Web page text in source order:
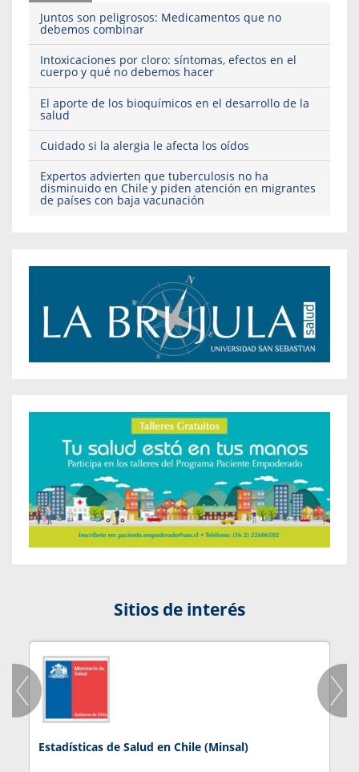
Juntos son peligrosos: Medicamentos que no
debemos combinar
Intoxicaciones por cloro: síntomas, efectos en el
cuerpo y qué no debemos hacer
El aporte de los bioquímicos en el desarrollo de la
salud
Cuidado si la alergia le afecta los oídos
Expertos advierten que tuberculosis no ha
disminuido en Chile y piden atención en migrantes
de países con baja vacunación
Sitios de interés
Estadísticas de Salud en Chile (Minsal)